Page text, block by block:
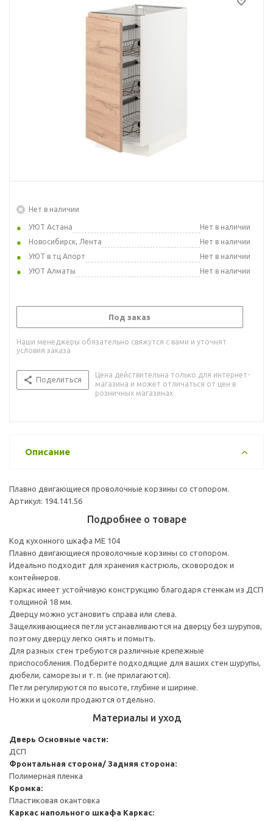
Нет в наличии
УЮТ Астана
Нет в наличии
Новосибирск, Лента
Нет в наличии
УЮТ в тц Апорт
Нет в наличии
УЮТ Алматы
Нет в наличии
Под заказ
Наши менеджеры обязательно свяжутся с вами и уточнят
условия заказа
Поделиться
Цена действительна только для интернет-
магазина и может отличаться от цен в
розничных магазинах
Описание
Плавно двигающиеся проволочные корзины со стопором.
Артикул: 194.141.56
Подробнее о товаре
Код кухонного шкафа ME 104
Плавно двигающиеся проволочные корзины со стопором.
Идеально подходит для хранения кастрюль, сковородок и
контейнеров.
Каркас имеет устойчивую конструкцию благодаря стенкам из ДСП
толщиной 18 мм.
Дверцу можно установить справа или слева.
Защелкивающиеся петли устанавливаются на дверцу без шурупов,
поэтому дверцу легко снять и помыть.
Для разных стен требуются различные крепежные
приспособления. Подберите подходящие для ваших стен шурупы,
дюбели, саморезы и т. п. (не прилагаются).
Петли регулируются по высоте, глубине и ширине.
Ножки и цоколи продаются отдельно.
Материалы и уход
Дверь Основные части:
ДСП
Фронтальная сторона/ Задняя сторона:
Полимерная пленка
Кромка:
Пластиковая окантовка
Каркас напольного шкафа Каркас: